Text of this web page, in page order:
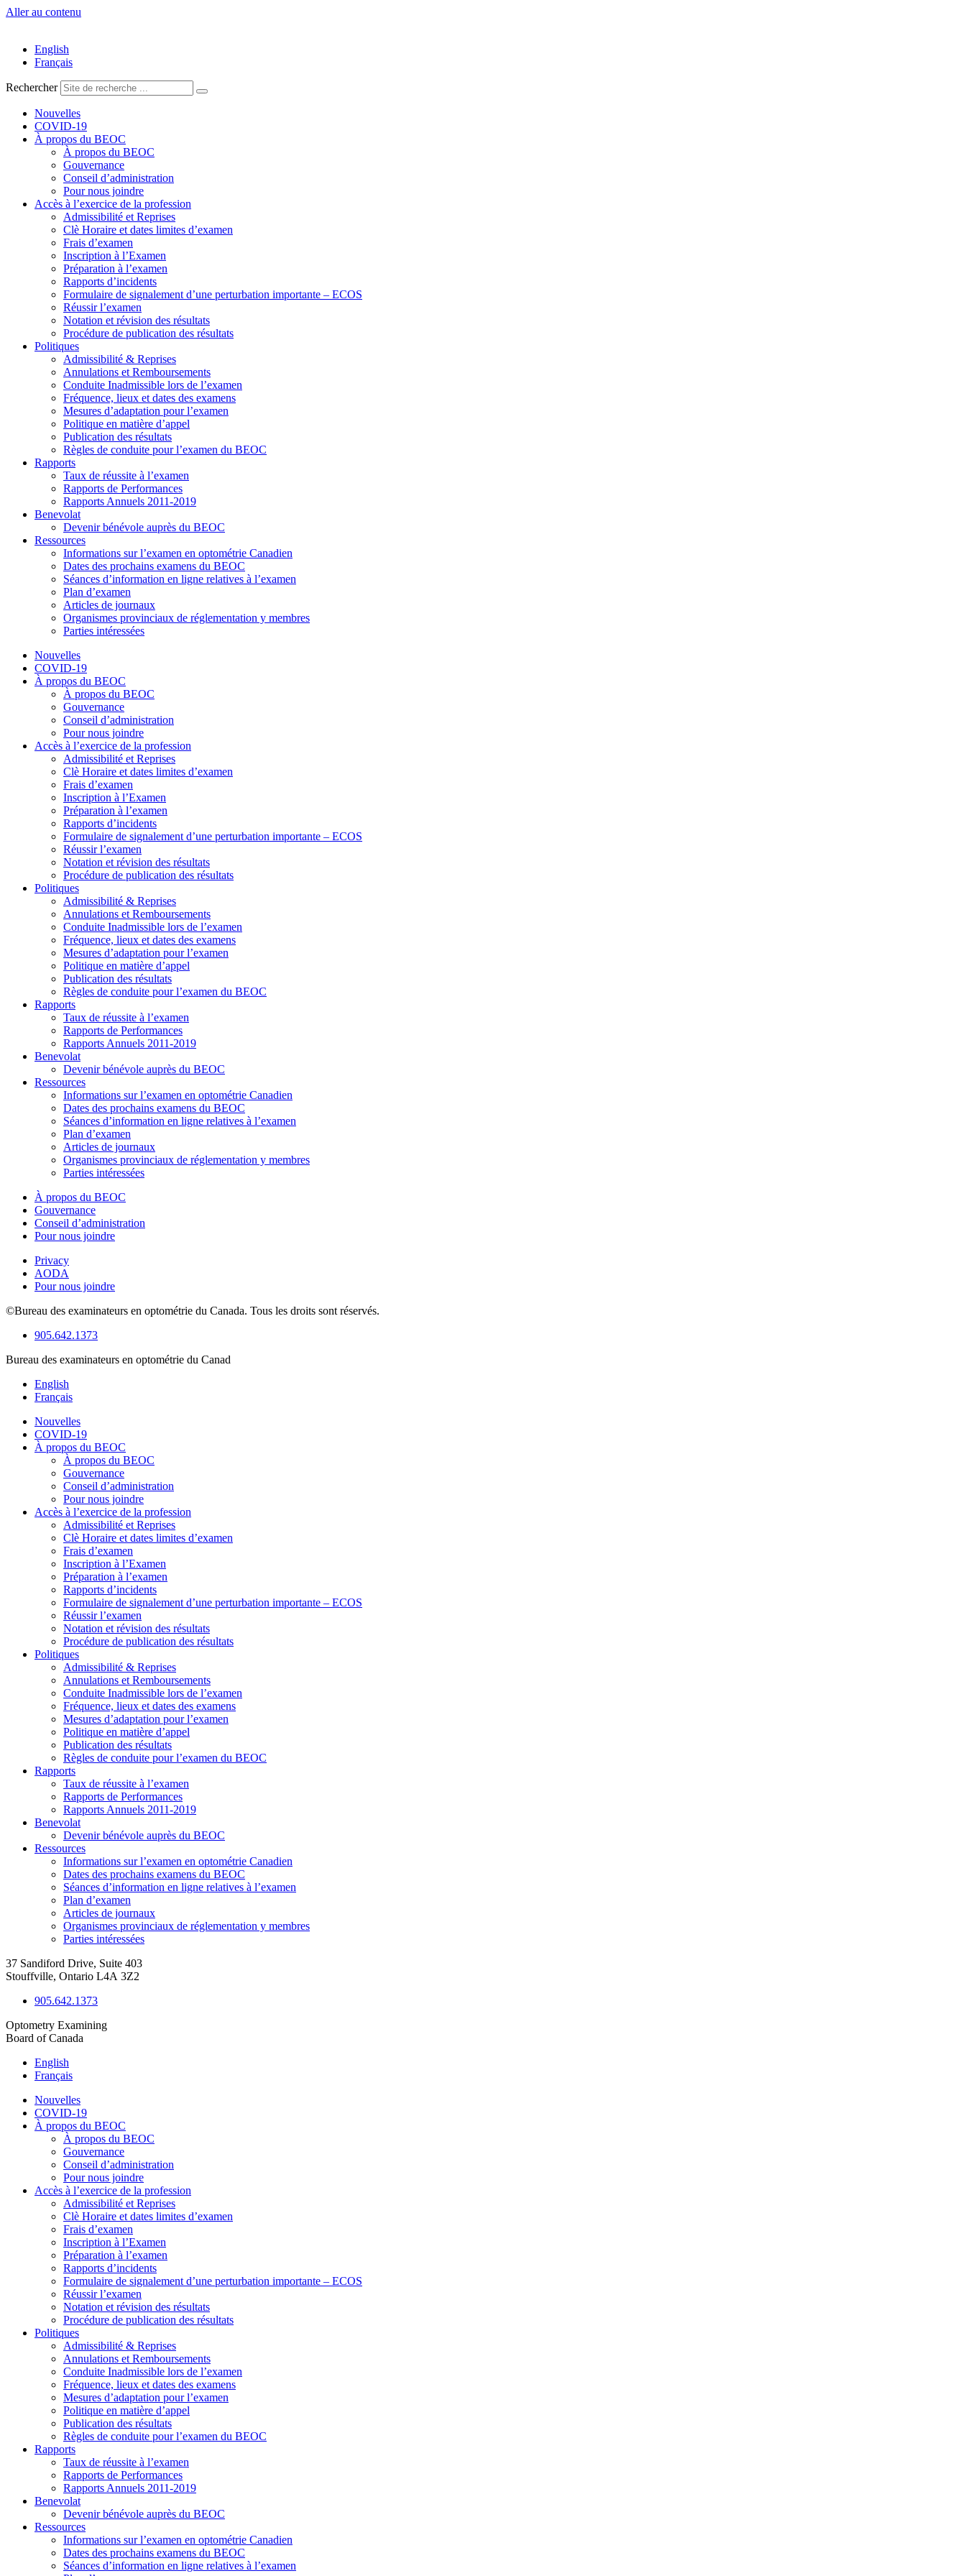
Aller au contenu
English
Français
Rechercher
Nouvelles
COVID-19
À propos du BEOC
À propos du BEOC
Gouvernance
Conseil d’administration
Pour nous joindre
Accès à l’exercice de la profession
Admissibilité et Reprises
Clè Horaire et dates limites d’examen
Frais d’examen
Inscription à l’Examen
Préparation à l’examen
Rapports d’incidents
Formulaire de signalement d’une perturbation importante – ECOS
Réussir l’examen
Notation et révision des résultats
Procédure de publication des résultats
Politiques
Admissibilité & Reprises
Annulations et Remboursements
Conduite Inadmissible lors de l’examen
Fréquence, lieux et dates des examens
Mesures d’adaptation pour l’examen
Politique en matière d’appel
Publication des résultats
Règles de conduite pour l’examen du BEOC
Rapports
Taux de réussite à l’examen
Rapports de Performances
Rapports Annuels 2011-2019
Benevolat
Devenir bénévole auprès du BEOC
Ressources
Informations sur l’examen en optométrie Canadien
Dates des prochains examens du BEOC
Séances d’information en ligne relatives à l’examen
Plan d’examen
Articles de journaux
Organismes provinciaux de réglementation y membres
Parties intéressées
Nouvelles
COVID-19
À propos du BEOC
À propos du BEOC
Gouvernance
Conseil d’administration
Pour nous joindre
Accès à l’exercice de la profession
Admissibilité et Reprises
Clè Horaire et dates limites d’examen
Frais d’examen
Inscription à l’Examen
Préparation à l’examen
Rapports d’incidents
Formulaire de signalement d’une perturbation importante – ECOS
Réussir l’examen
Notation et révision des résultats
Procédure de publication des résultats
Politiques
Admissibilité & Reprises
Annulations et Remboursements
Conduite Inadmissible lors de l’examen
Fréquence, lieux et dates des examens
Mesures d’adaptation pour l’examen
Politique en matière d’appel
Publication des résultats
Règles de conduite pour l’examen du BEOC
Rapports
Taux de réussite à l’examen
Rapports de Performances
Rapports Annuels 2011-2019
Benevolat
Devenir bénévole auprès du BEOC
Ressources
Informations sur l’examen en optométrie Canadien
Dates des prochains examens du BEOC
Séances d’information en ligne relatives à l’examen
Plan d’examen
Articles de journaux
Organismes provinciaux de réglementation y membres
Parties intéressées
À propos du BEOC
Gouvernance
Conseil d’administration
Pour nous joindre
Privacy
AODA
Pour nous joindre
©Bureau des examinateurs en optométrie du Canada. Tous les droits sont réservés.
905.642.1373
Bureau des examinateurs en optométrie du Canad
English
Français
Nouvelles
COVID-19
À propos du BEOC
À propos du BEOC
Gouvernance
Conseil d’administration
Pour nous joindre
Accès à l’exercice de la profession
Admissibilité et Reprises
Clè Horaire et dates limites d’examen
Frais d’examen
Inscription à l’Examen
Préparation à l’examen
Rapports d’incidents
Formulaire de signalement d’une perturbation importante – ECOS
Réussir l’examen
Notation et révision des résultats
Procédure de publication des résultats
Politiques
Admissibilité & Reprises
Annulations et Remboursements
Conduite Inadmissible lors de l’examen
Fréquence, lieux et dates des examens
Mesures d’adaptation pour l’examen
Politique en matière d’appel
Publication des résultats
Règles de conduite pour l’examen du BEOC
Rapports
Taux de réussite à l’examen
Rapports de Performances
Rapports Annuels 2011-2019
Benevolat
Devenir bénévole auprès du BEOC
Ressources
Informations sur l’examen en optométrie Canadien
Dates des prochains examens du BEOC
Séances d’information en ligne relatives à l’examen
Plan d’examen
Articles de journaux
Organismes provinciaux de réglementation y membres
Parties intéressées
37 Sandiford Drive, Suite 403
Stouffville, Ontario L4A 3Z2
905.642.1373
Optometry Examining
Board of Canada
English
Français
Nouvelles
COVID-19
À propos du BEOC
À propos du BEOC
Gouvernance
Conseil d’administration
Pour nous joindre
Accès à l’exercice de la profession
Admissibilité et Reprises
Clè Horaire et dates limites d’examen
Frais d’examen
Inscription à l’Examen
Préparation à l’examen
Rapports d’incidents
Formulaire de signalement d’une perturbation importante – ECOS
Réussir l’examen
Notation et révision des résultats
Procédure de publication des résultats
Politiques
Admissibilité & Reprises
Annulations et Remboursements
Conduite Inadmissible lors de l’examen
Fréquence, lieux et dates des examens
Mesures d’adaptation pour l’examen
Politique en matière d’appel
Publication des résultats
Règles de conduite pour l’examen du BEOC
Rapports
Taux de réussite à l’examen
Rapports de Performances
Rapports Annuels 2011-2019
Benevolat
Devenir bénévole auprès du BEOC
Ressources
Informations sur l’examen en optométrie Canadien
Dates des prochains examens du BEOC
Séances d’information en ligne relatives à l’examen